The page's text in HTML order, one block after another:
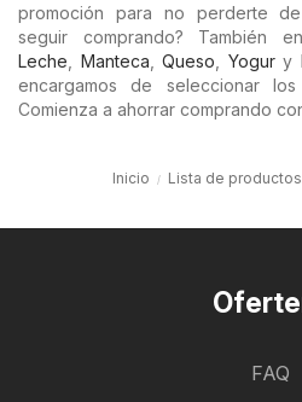
promoción para no perderte
seguir comprando? También
Leche
Manteca Queso Yogury
encargamos de seleccionar
Comienza a ahorrar comprando
Inicio Lista de productos
FAQ